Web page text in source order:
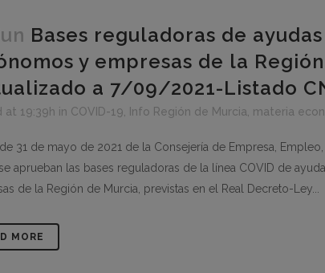
Bases reguladoras de
y empresas de la
a 7/09/2021-Listado
at 19:39h in COVID-19 Info Región de Murcia materia
31 de mayo de 2021 de la Consejería de Empresa,
aprueban las bases reguladoras de la línea COVID de
de la Región de Murcia, previstas en el Real Decreto-Ley...
MORE